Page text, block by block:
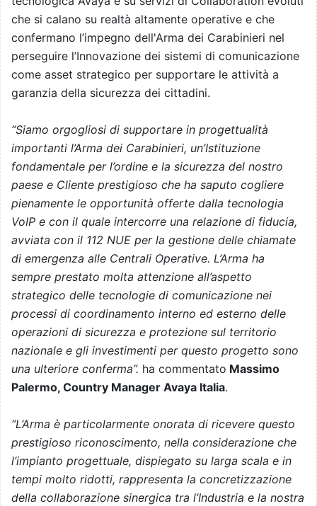
che si calano su realtà altamente operative e che
confermano l’impegno dell'Arma dei Carabinieri nel
perseguire l’Innovazione dei sistemi di comunicazione
come asset strategico per supportare le attività a
garanzia della sicurezza dei cittadini.
“Siamo orgogliosi di supportare in progettualità
importanti l’Arma dei Carabinieri, un’Istituzione
fondamentale per l’ordine e la sicurezza del nostro
paese e Cliente prestigioso che ha saputo cogliere
pienamente le opportunità offerte dalla tecnologia
VoIP e con il quale intercorre una relazione di fiducia,
avviata con il 112 NUE per la gestione delle chiamate
di emergenza alle Centrali Operative. L’Arma ha
sempre prestato molta attenzione all’aspetto
strategico delle tecnologie di comunicazione nei
processi di coordinamento interno ed esterno delle
operazioni di sicurezza e protezione sul territorio
nazionale e gli investimenti per questo progetto sono
una ulteriore conferma”. ha commentato Massimo
Palermo, Country Manager Avaya Italia.
“L’Arma è particolarmente onorata di ricevere questo
prestigioso riconoscimento, nella considerazione che
l’impianto progettuale, dispiegato su larga scala e in
tempi molto ridotti, rappresenta la concretizzazione
della collaborazione sinergica tra l’Industria e la nostra